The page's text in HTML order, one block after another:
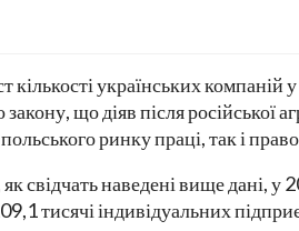
українських компаній
закону, що діяв після
ринку праці, так і
як свідчать наведені вище дані,
тисячі індивідуальних